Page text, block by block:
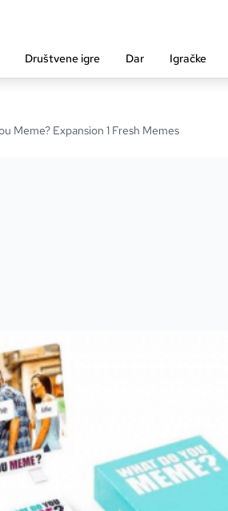
Društvene igre Dar Igračke
Meme? Expansion 1 Fresh Memes